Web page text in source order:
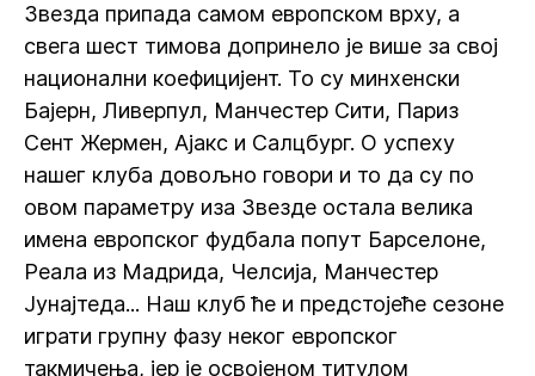
Звезда припада самом европском врху, а
свега шест тимова допринело је више за свој
национални коефицијент. То су минхенски
Бајерн, Ливерпул, Манчестер Сити, Париз
Сент Жермен, Ајакс и Салцбург. О успеху
нашег клуба довољно говори и то да су по
овом параметру иза Звезде остала велика
имена европског фудбала попут Барселоне,
Реала из Мадрида, Челсија, Манчестер
Јунајтеда... Наш клуб ће и предстојеће сезоне
играти групну фазу неког европског
такмичења, јер је освојеном титулом